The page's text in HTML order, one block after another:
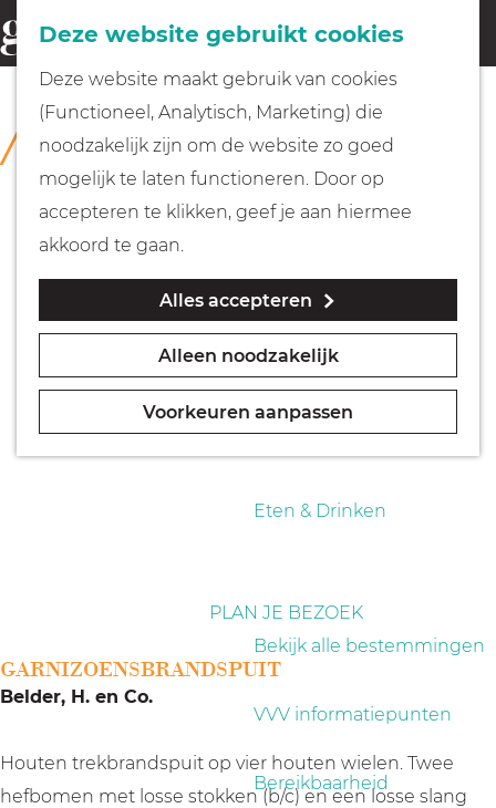
Deze website gebruikt cookies
Deze website maakt gebruik van cookies
(Functioneel, Analytisch, Marketing) die
noodzakelijk zijn om de website zo goed
mogelijk te laten functioneren. Door op
accepteren te klikken, geef je aan hiermee
akkoord te gaan.
Alles accepteren
Alleen noodzakelijk
Voorkeuren aanpassen
G
a
Fietsen
Wandelen
Geocachen
Naar het museum
Eten & Drinken
PLAN JE BEZOEK
Bekijk alle bestemmingen
VVV informatiepunten
Bereikbaarheid
o
e
k
e
n
COLLECTIE
Nederlands Vestingmuseum
GARNIZOENSBRANDSPUIT
Belder, H. en Co.
Houten trekbrandspuit op vier houten wielen. Twee
hefbomen met losse stokken (b/c) en een losse slang